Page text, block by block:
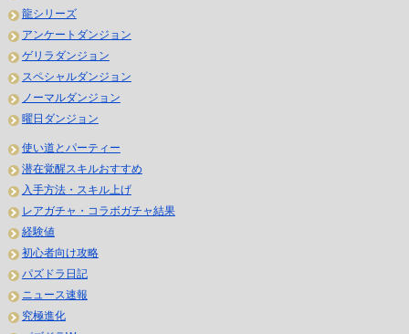
龍シリーズ
アンケートダンジョン
ゲリラダンジョン
スペシャルダンジョン
ノーマルダンジョン
曜日ダンジョン
使い道とパーティー
潜在覚醒スキルおすすめ
入手方法・スキル上げ
レアガチャ・コラボガチャ結果
経験値
初心者向け攻略
パズドラ日記
ニュース速報
究極進化